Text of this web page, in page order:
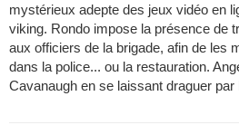
mystérieux adepte des jeux vidéo en
viking. Rondo impose la présence de
aux officiers de la brigade, afin de les
dans la police... ou la restauration.
Cavanaugh en se laissant draguer par